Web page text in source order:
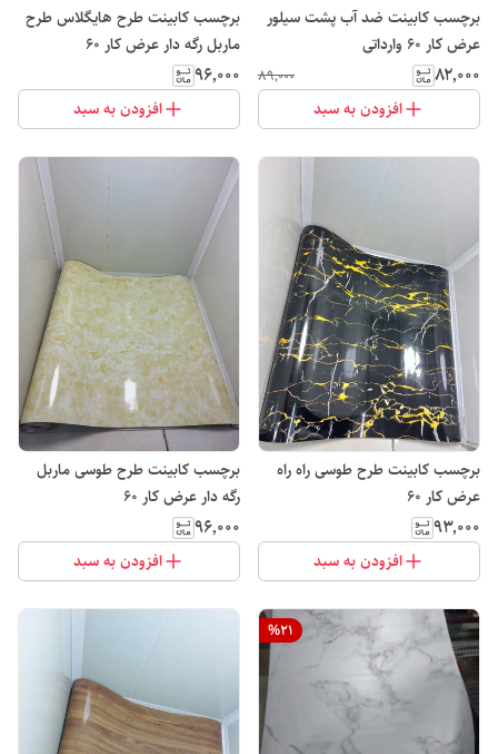
برچسب کابینت ضد آب پشت سیلور
عرض کار 60 وارداتی
۸۲٬۰۰۰ ۸۹٬۰۰۰
افزودن به سبد
برچسب کابینت طرح هایگلاس طرح
ماربل رگه دار عرض کار ۶۰
۹۶٬۰۰۰
افزودن به سبد
برچسب کابینت طرح طوسی راه راه
عرض کار ۶۰
۹۳٬۰۰۰
افزودن به سبد
برچسب کابینت طرح طوسی ماربل
رگه دار عرض کار ۶۰
۹۶٬۰۰۰
افزودن به سبد
%21